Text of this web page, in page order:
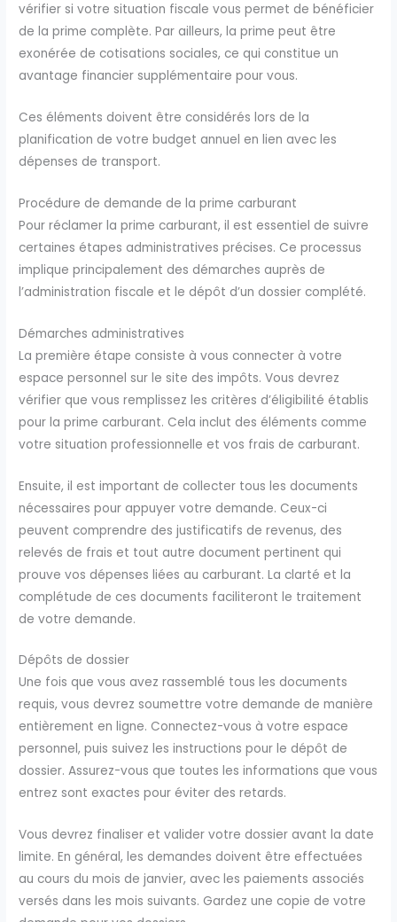
vérifier si votre situation fiscale vous permet de bénéficier
de la prime complète. Par ailleurs, la prime peut être
exonérée de cotisations sociales, ce qui constitue un
avantage financier supplémentaire pour vous.
Ces éléments doivent être considérés lors de la
planification de votre budget annuel en lien avec les
dépenses de transport.
Procédure de demande de la prime carburant
Pour réclamer la prime carburant, il est essentiel de suivre
certaines étapes administratives précises. Ce processus
implique principalement des démarches auprès de
l’administration fiscale et le dépôt d’un dossier complété.
Démarches administratives
La première étape consiste à vous connecter à votre
espace personnel sur le site des impôts. Vous devrez
vérifier que vous remplissez les critères d’éligibilité établis
pour la prime carburant. Cela inclut des éléments comme
votre situation professionnelle et vos frais de carburant.
Ensuite, il est important de collecter tous les documents
nécessaires pour appuyer votre demande. Ceux-ci
peuvent comprendre des justificatifs de revenus, des
relevés de frais et tout autre document pertinent qui
prouve vos dépenses liées au carburant. La clarté et la
complétude de ces documents faciliteront le traitement
de votre demande.
Dépôts de dossier
Une fois que vous avez rassemblé tous les documents
requis, vous devrez soumettre votre demande de manière
entièrement en ligne. Connectez-vous à votre espace
personnel, puis suivez les instructions pour le dépôt de
dossier. Assurez-vous que toutes les informations que vous
entrez sont exactes pour éviter des retards.
Vous devrez finaliser et valider votre dossier avant la date
limite. En général, les demandes doivent être effectuées
au cours du mois de janvier, avec les paiements associés
versés dans les mois suivants. Gardez une copie de votre